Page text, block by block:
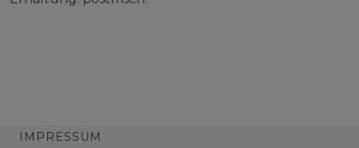
IMPRESSUM